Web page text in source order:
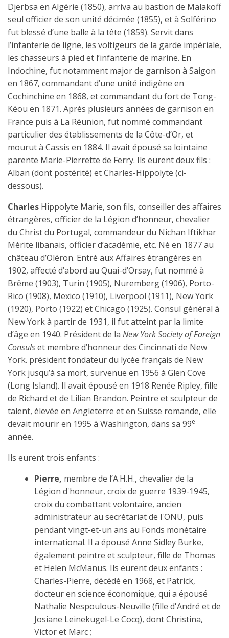
Djerbsa en Algérie (1850), arriva au bastion de Malakoff
seul officier de son unité décimée (1855), et à Solférino
fut blessé d’une balle à la tête (1859). Servit dans
l’infanterie de ligne, les voltigeurs de la garde impériale,
les chasseurs à pied et l’infanterie de marine. En
Indochine, fut notamment major de garnison à Saigon
en 1867, commandant d’une unité indigène en
Cochinchine en 1868, et commandant du fort de Tong-
Kéou en 1871. Après plusieurs années de garnison en
France puis à La Réunion, fut nommé commandant
particulier des établissements de la Côte-d’Or, et
mourut à Cassis en 1884. Il avait épousé sa lointaine
parente Marie-Pierrette de Ferry. Ils eurent deux fils :
Alban (dont postérité) et Charles-Hippolyte (ci-
dessous).
Charles Hippolyte Marie, son fils, conseiller des affaires
étrangères, officier de la Légion d’honneur, chevalier
du Christ du Portugal, commandeur du Nichan Iftikhar
Mérite libanais, officier d’académie, etc. Né en 1877 au
château d’Oléron. Entré aux Affaires étrangères en
1902, affecté d’abord au Quai-d’Orsay, fut nommé à
Brême (1903), Turin (1905), Nuremberg (1906), Porto-
Rico (1908), Mexico (1910), Liverpool (1911), New York
(1920), Porto (1922) et Chicago (1925). Consul général à
New York à partir de 1931, il fut atteint par la limite
d’âge en 1940. Président de la New York Society of Foreign
Consulset membre d’honneur des Cincinnati de New
York. président fondateur du lycée français de New
York jusqu’à sa mort, survenue en 1956 à Glen Cove
(Long Island). Il avait épousé en 1918 Renée Ripley, fille
de Richard et de Lilian Brandon. Peintre et sculpteur de
talent, élevée en Angleterre et en Suisse romande, elle
devait mourir en 1995 à Washington, dans sa 99e
année.
Ils eurent trois enfants :
Pierre, membre de l’A.H.H., chevalier de la
Légion d'honneur, croix de guerre 1939-1945,
croix du combattant volontaire, ancien
administrateur au secrétariat de l'ONU, puis
pendant vingt-et-un ans au Fonds monétaire
international. Il a épousé Anne Sidley Burke,
également peintre et sculpteur, fille de Thomas
et Helen McManus. Ils eurent deux enfants :
Charles-Pierre, décédé en 1968, et Patrick,
docteur en science économique, qui a épousé
Nathalie Nespoulous-Neuville (fille d'André et de
Josiane Leinekugel-Le Cocq), dont Christina,
Victor et Marc ;